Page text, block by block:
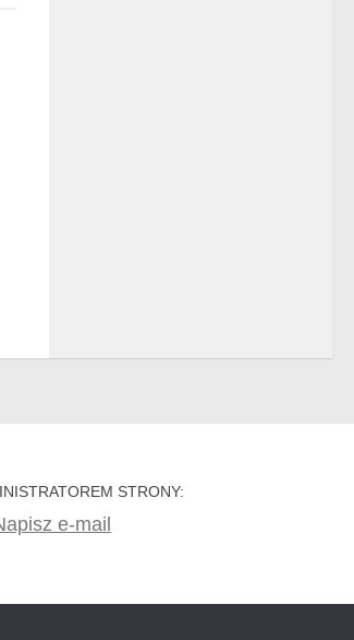
STRONY:
e-mail